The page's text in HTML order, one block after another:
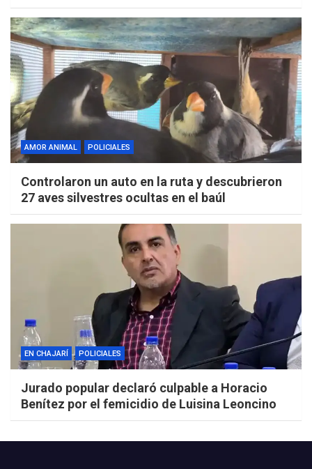
AMOR ANIMAL POLICIALES
Controlaron un auto en la ruta y descubrieron
27 aves silvestres ocultas en el baúl
EN CHAJARÍ POLICIALES
Jurado popular declaró culpable a Horacio
Benítez por el femicidio de Luisina Leoncino